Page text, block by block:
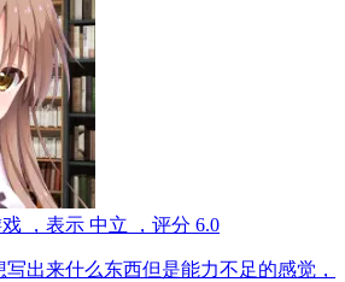
，表示 中立 ，评分 6.0
出来什么东西但是能力不足的感觉，